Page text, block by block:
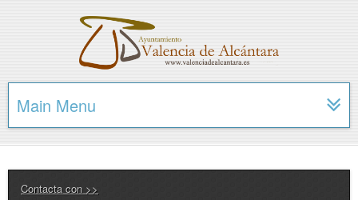
Main Menu
Contacta con >>